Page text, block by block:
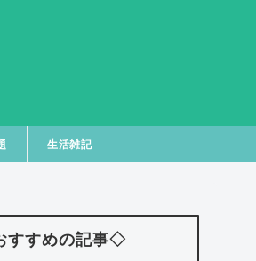
生活雑記
すめの記事◇